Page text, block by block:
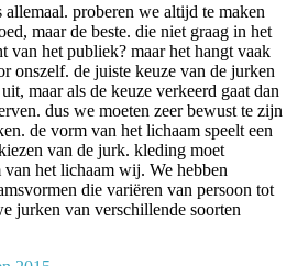
proberen we altijd te maken
maar de beste. die niet graag in het
van het publiek? maar het hangt vaak
onszelf. de juiste keuze van de jurken
maar als de keuze verkeerd gaat dan
dus we moeten zeer bewust te zijn
de vorm van het lichaam speelt een
van de jurk. kleding moet
van het lichaam wij. We hebben
die variëren van persoon tot
jurken van verschillende soorten